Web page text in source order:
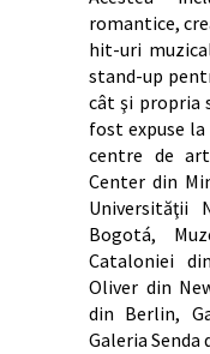
romantice,
hit-uri
stand-up
cât şi propria
fost expuse
centre de
Center din
Universităţii
Bogotá,
Cataloniei
Oliver din
din Berlin,
Galeria Senda